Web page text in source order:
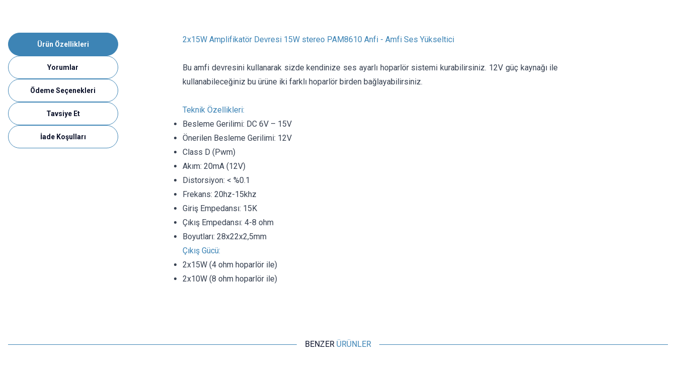
Ürün Özellikleri
Yorumlar
Ödeme Seçenekleri
Tavsiye Et
İade Koşulları
2x15W Amplifikatör Devresi 15W stereo PAM8610 Anfi - Amfi Ses Yükseltici
Bu amfi devresini kullanarak sizde kendinize ses ayarlı hoparlör sistemi kurabilirsiniz. 12V güç kaynağı ile
kullanabileceğiniz bu ürüne iki farklı hoparlör birden bağlayabilirsiniz.
Teknik Özellikleri:
Besleme Gerilimi: DC 6V – 15V
Önerilen Besleme Gerilimi: 12V
Class D (Pwm)
Akım: 20mA (12V)
Distorsiyon: < %0.1
Frekans: 20hz-15khz
Giriş Empedansı: 15K
Çıkış Empedansı: 4-8 ohm
Boyutları: 28x22x2,5mm
Çıkış Gücü:
2x15W (4 ohm hoparlör ile)
2x10W (8 ohm hoparlör ile)
BENZER ÜRÜNLER